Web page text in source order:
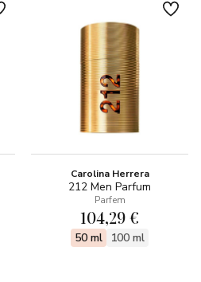
Carolina Herrera
212 Men Parfum
Parfem
104,29 €
50 ml 100 ml